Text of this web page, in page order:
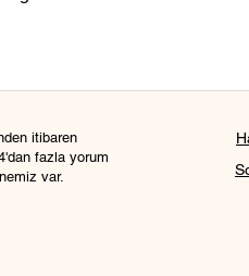
itibaren
fazla yorum
var.